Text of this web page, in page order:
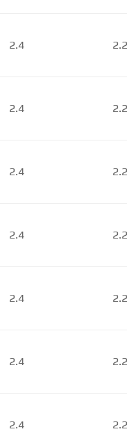
2.4
2.4
2.4
2.4
2.4
2.4
2.4